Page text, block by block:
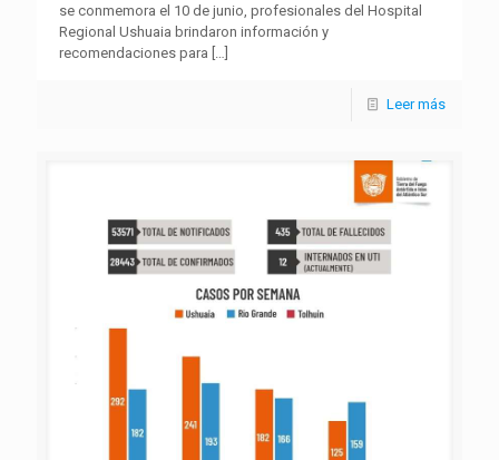
se conmemora el 10 de junio, profesionales del Hospital
Regional Ushuaia brindaron información y
recomendaciones para
Leer más